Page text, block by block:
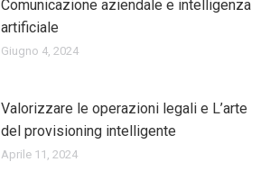
Comunicazione aziendale e intelligenza
artificiale
Giugno 4, 2024
Valorizzare le operazioni legali e L’arte
del provisioning intelligente
Aprile 11, 2024